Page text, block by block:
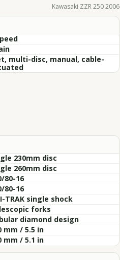
Kawasaki ZZR 250 2006
multi-disc, manual, cable-
230mm disc
260mm disc
80-16
80-16
TRAK single shock
forks
diamond design
mm / 5.5 in
mm / 5.1 in